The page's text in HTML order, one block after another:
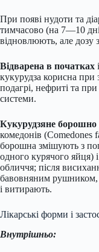
При появі нудоти та
тимчасово (на 7—10
відновлюють, але дозу
Відварена в початках
кукурудза корисна при
подагрі, нефриті та
системи.
Кукурудзяне борошно
комедонів (Comedones
борошна змішують з
одного курячого яйця)
обличчя; після
бавовняним
і витирають.
Лікарські форми і
Внутрішньо: